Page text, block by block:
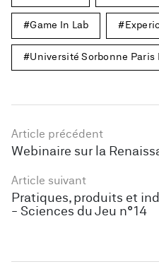
Game In Lab
Université Sorbonne Paris
Article précédent
Webinaire sur la
Article suivant
Pratiques, produits et
- Sciences du Jeu n°14